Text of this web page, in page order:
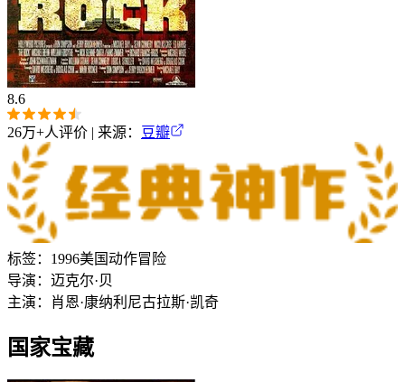
8.6
26万+人评价 | 来源： 豆瓣
标签： 1996美国动作冒险
导演： 迈克尔·贝
主演：
肖恩·康纳利 尼古拉斯·凯奇
国家宝藏